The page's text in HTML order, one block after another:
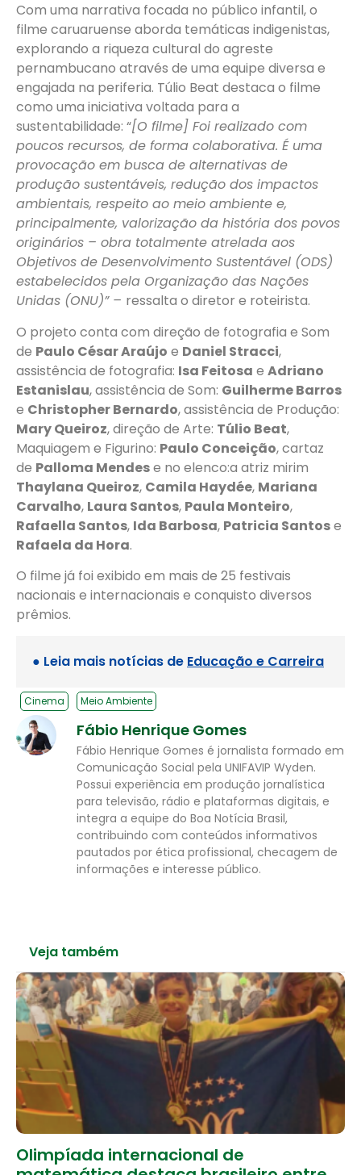
Com uma narrativa focada no público infantil, o
filme caruaruense aborda temáticas indigenistas,
explorando a riqueza cultural do agreste
pernambucano através de uma equipe diversa e
engajada na periferia. Túlio Beat destaca o filme
como uma iniciativa voltada para a
sustentabilidade: “[O filme] Foi realizado com
poucos recursos, de forma colaborativa. É uma
provocação em busca de alternativas de
produção sustentáveis, redução dos impactos
ambientais, respeito ao meio ambiente e,
principalmente, valorização da história dos povos
originários – obra totalmente atrelada aos
Objetivos de Desenvolvimento Sustentável (ODS)
estabelecidos pela Organização das Nações
Unidas (ONU)” – ressalta o diretor e roteirista.
O projeto conta com direção de fotografia e Som
de Paulo César Araújo e Daniel Stracci,
assistência de fotografia: Isa Feitosa e Adriano
Estanislau, assistência de Som: Guilherme Barros
e Christopher Bernardo, assistência de Produção:
Mary Queiroz, direção de Arte: Túlio Beat,
Maquiagem e Figurino: Paulo Conceição, cartaz
de Palloma Mendese no elenco:a atriz mirim
Thaylana Queiroz, Camila Haydée, Mariana
Carvalho, Laura Santos, Paula Monteiro,
Rafaella Santos, Ida Barbosa, Patricia Santose
Rafaela da Hora.
O filme já foi exibido em mais de 25 festivais
nacionais e internacionais e conquisto diversos
prêmios.
● Leia mais notícias de Educação e Carreira
Cinema Meio Ambiente
Fábio Henrique Gomes
Fábio Henrique Gomes é jornalista formado em
Comunicação Social pela UNIFAVIP Wyden.
Possui experiência em produção jornalística
para televisão, rádio e plataformas digitais, e
integra a equipe do Boa Notícia Brasil,
contribuindo com conteúdos informativos
pautados por ética profissional, checagem de
informações e interesse público.
Veja também
Olimpíada internacional de